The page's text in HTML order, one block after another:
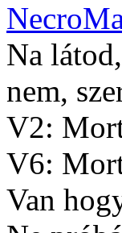
Na
nem,
V2:
V6:
Van